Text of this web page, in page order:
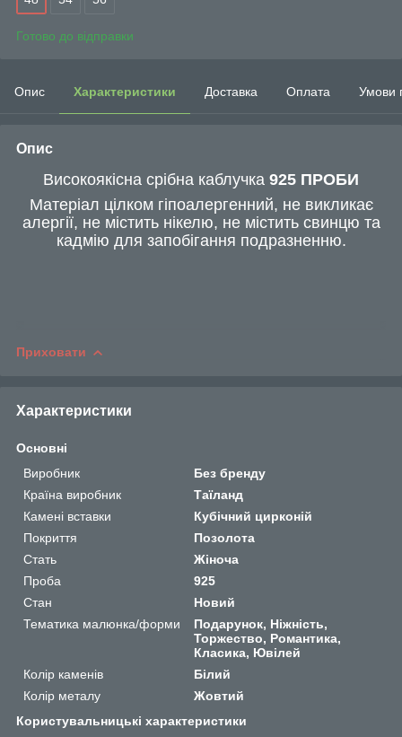
Готово до відправки
Опис Характеристики Доставка Оплата Умови
Опис
Високоякісна срібна каблучка 925 ПРОБИ
Матеріал цілком гіпоалергенний, не викликає
алергії, не містить нікелю, не містить свинцю та
кадмію для запобігання подразненню.
Приховати
Характеристики
Основні
Виробник
Без бренду
Країна виробник
Таїланд
Камені вставки
Кубічний цирконій
Покриття
Позолота
Стать
Жіноча
Проба
925
Стан
Новий
Тематика малюнка/форми
Подарунок, Ніжність,
Торжество, Романтика,
Класика, Ювілей
Колір каменів
Білий
Колір металу
Жовтий
Користувальницькі характеристики